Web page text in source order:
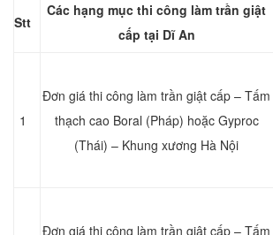
Stt
Các hạng mục thi công làm trần giật
cấp tại Dĩ An
1
Đơn giá thi công làm trần giật cấp – Tấm
thạch cao Boral (Pháp) hoặc Gyproc
(Thái) – Khung xương Hà Nội
Đơn giá thi công làm trần giật cấp – Tấm